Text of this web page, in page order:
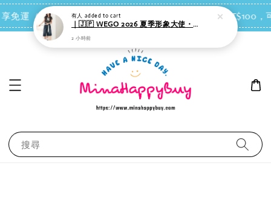
運（台灣離島地區除外） 會員每消費NT$100，
搜尋
有人 added to cart
2 小時前